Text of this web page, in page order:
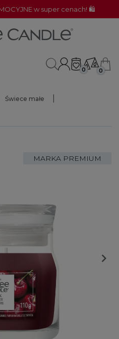
w super cenach! 🛍️
0 0
Świece małe
MARKA PREMIUM
